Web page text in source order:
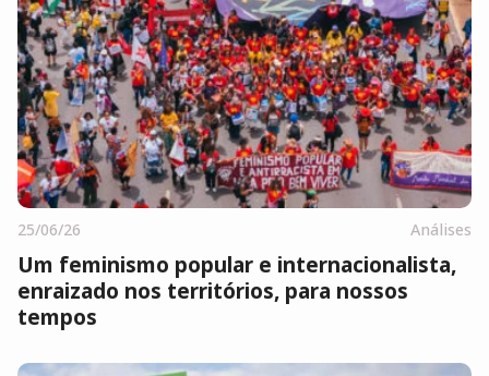
25/06/26 Análises
Um feminismo popular e internacionalista,
enraizado nos territórios, para nossos
tempos